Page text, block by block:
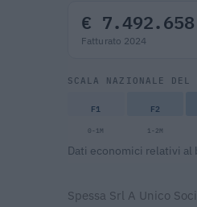
€ 7.492.658
Fatturato 2024
SCALA NAZIONALE DEL
F1 F2
0-1M 1-2M
Dati economici relativi al
Spessa Srl A Unico